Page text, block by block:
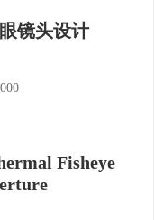
镜头设计
Fisheye